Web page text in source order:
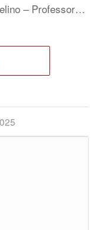
– Professor…